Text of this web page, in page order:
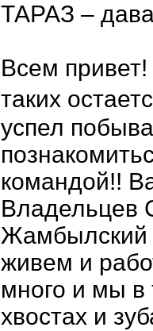
ТАРАЗ –
Всем
таких
успел
командой!!
Владельцев
живем и
много и мы в
хвостах и